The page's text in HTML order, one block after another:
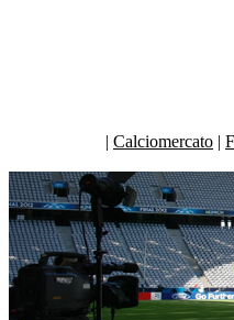
| Calciomercato |